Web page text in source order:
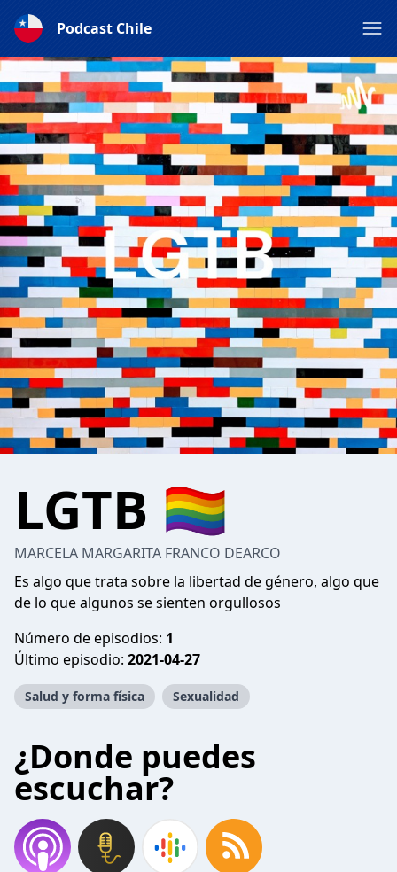
Podcast Chile
LGTB 🏳️‍🌈
MARCELA MARGARITA FRANCO DEARCO
Es algo que trata sobre la libertad de género, algo que
de lo que algunos se sienten orgullosos
Número de episodios: 1
Último episodio: 2021-04-27
Salud y forma física Sexualidad
¿Donde puedes
escuchar?